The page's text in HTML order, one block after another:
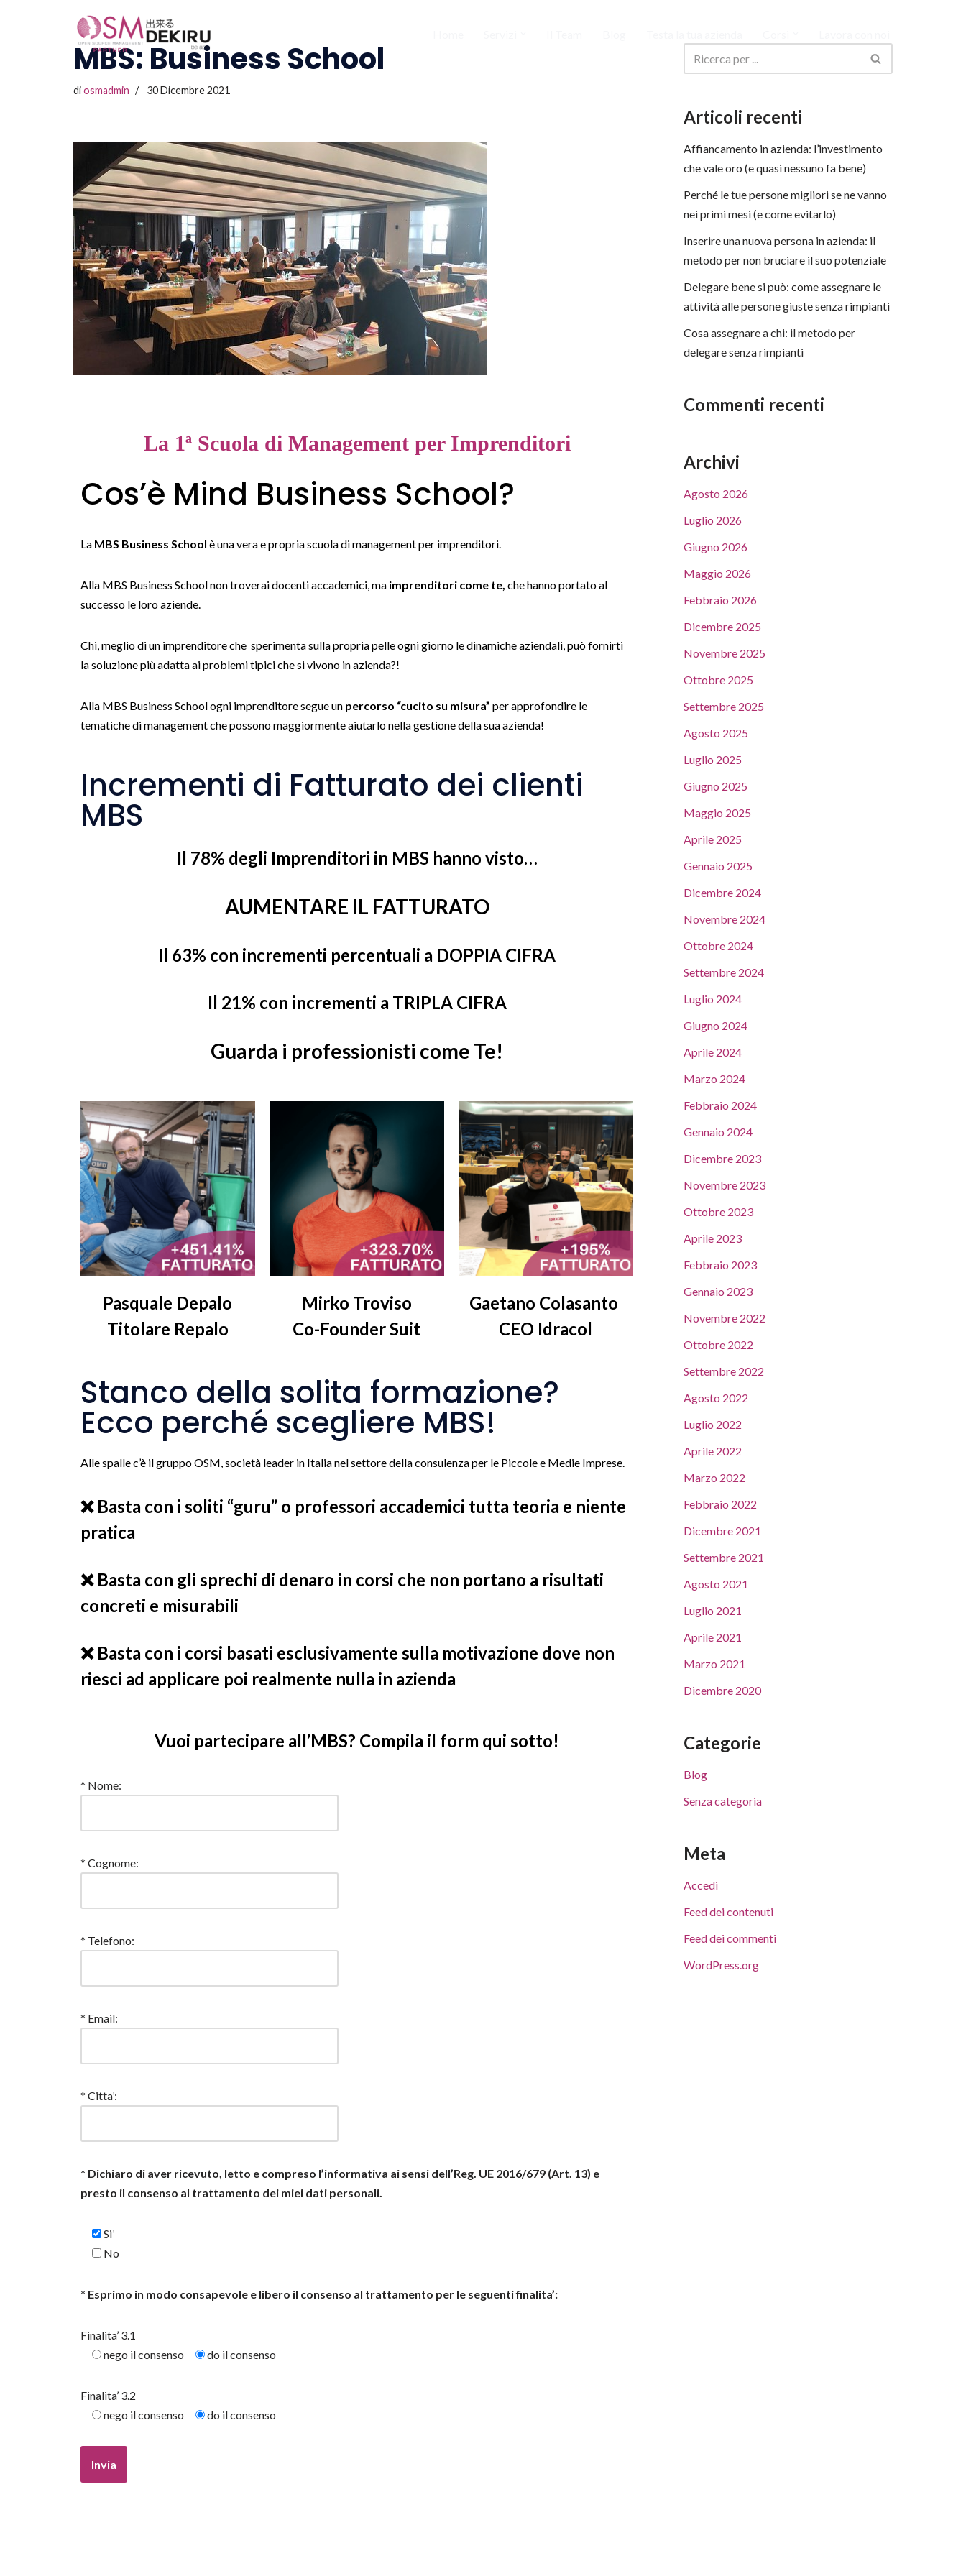
MBS: Business School
diosmadmin 30 Dicembre 2021
La 1ª Scuola di Management per Imprenditori
Cos’è Mind Business School?
La MBS Business School è una vera e propria scuola di management per imprenditori.
Alla MBS Business School non troverai docenti accademici, ma imprenditori come te, che hanno portato al
successo le loro aziende.
Chi, meglio di un imprenditore che sperimenta sulla propria pelle ogni giorno le dinamiche aziendali, può fornirti
la soluzione più adatta ai problemi tipici che si vivono in azienda?!
Alla MBS Business School ogni imprenditore segue un percorso “cucito su misura” per approfondire le
tematiche di management che possono maggiormente aiutarlo nella gestione della sua azienda!
Incrementi di Fatturato dei clienti
MBS
Il 78% degli Imprenditori in MBS hanno visto…
AUMENTARE IL FATTURATO
Il 63% con incrementi percentuali a DOPPIA CIFRA
Il 21% con incrementi a TRIPLA CIFRA
Guarda i professionisti come Te!
Pasquale Depalo
Titolare Repalo
Mirko Troviso
Co-Founder Suit
Gaetano Colasanto
CEO Idracol
Stanco della solita formazione?
Ecco perché scegliere MBS!
Alle spalle c’è il gruppo OSM, società leader in Italia nel settore della consulenza per le Piccole e Medie Imprese.
❌ Basta con i soliti “guru” o professori accademici tutta teoria e niente
pratica
❌ Basta con gli sprechi di denaro in corsi che non portano a risultati
concreti e misurabili
❌ Basta con i corsi basati esclusivamente sulla motivazione dove non
riesci ad applicare poi realmente nulla in azienda
Vuoi partecipare all’MBS? Compila il form qui sotto!
* Nome:
* Cognome:
* Telefono:
* Email:
* Citta’:
* Dichiaro di aver ricevuto, letto e compreso l’informativa ai sensi dell’Reg. UE 2016/679 (Art. 13) e
presto il consenso al trattamento dei miei dati personali.
Si’
No
* Esprimo in modo consapevole e libero il consenso al trattamento per le seguenti finalita’:
Finalita’ 3.1
nego il consenso
do il consenso
Finalita’ 3.2
nego il consenso
do il consenso
Articoli recenti
Affiancamento in azienda: l’investimento
che vale oro (e quasi nessuno fa bene)
Perché le tue persone migliori se ne vanno
nei primi mesi (e come evitarlo)
Inserire una nuova persona in azienda: il
metodo per non bruciare il suo potenziale
Delegare bene si può: come assegnare le
attività alle persone giuste senza rimpianti
Cosa assegnare a chi: il metodo per
delegare senza rimpianti
Commenti recenti
Archivi
Agosto 2026
Luglio 2026
Giugno 2026
Maggio 2026
Febbraio 2026
Dicembre 2025
Novembre 2025
Ottobre 2025
Settembre 2025
Agosto 2025
Luglio 2025
Giugno 2025
Maggio 2025
Aprile 2025
Gennaio 2025
Dicembre 2024
Novembre 2024
Ottobre 2024
Settembre 2024
Luglio 2024
Giugno 2024
Aprile 2024
Marzo 2024
Febbraio 2024
Gennaio 2024
Dicembre 2023
Novembre 2023
Ottobre 2023
Aprile 2023
Febbraio 2023
Gennaio 2023
Novembre 2022
Ottobre 2022
Settembre 2022
Agosto 2022
Luglio 2022
Aprile 2022
Marzo 2022
Febbraio 2022
Dicembre 2021
Settembre 2021
Agosto 2021
Luglio 2021
Aprile 2021
Marzo 2021
Dicembre 2020
Categorie
Blog
Senza categoria
Meta
Accedi
Feed dei contenuti
Feed dei commenti
WordPress.org